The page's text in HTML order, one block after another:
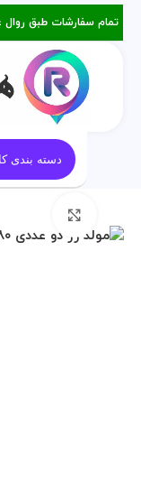
تمام سفارشات طبق روال عادی ارسال
دسته بندی